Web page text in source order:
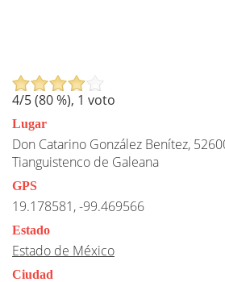
4/5 (80%), 1 voto
Lugar
Don Catarino González Benítez,
Tianguistenco de Galeana
GPS
19.178581, -99.469566
Estado
Estado de México
Ciudad